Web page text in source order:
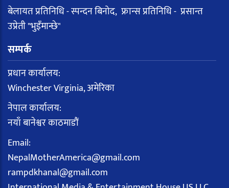
बेलायत प्रतिनिधि - स्पन्दन बिनोद, फ्रान्स प्रतिनिधि - प्रसान्त
उप्रेती "भुइँमान्छे"
सम्पर्क
प्रधान कार्यालय:
Winchester Virginia, अमेरिका
नेपाल कार्यालय:
नयाँ बानेश्वर काठमाडौं
Email:
NepalMotherAmerica@gmail.com
rampdkhanal@gmail.com